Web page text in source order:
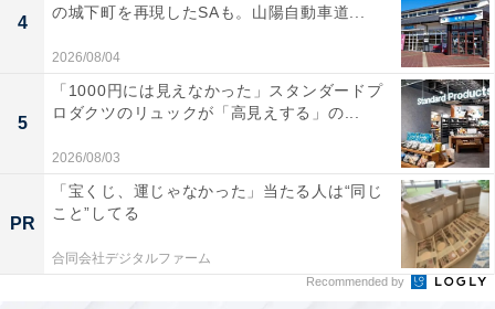
4
の城下町を再現したSAも。山陽自動車道...
2026/08/04
5
「1000円には見えなかった」スタンダードプ
ロダクツのリュックが「高見えする」の...
2026/08/03
PR
「宝くじ、運じゃなかった」当たる人は“同じ
こと”してる
合同会社デジタルファーム
Recommended by